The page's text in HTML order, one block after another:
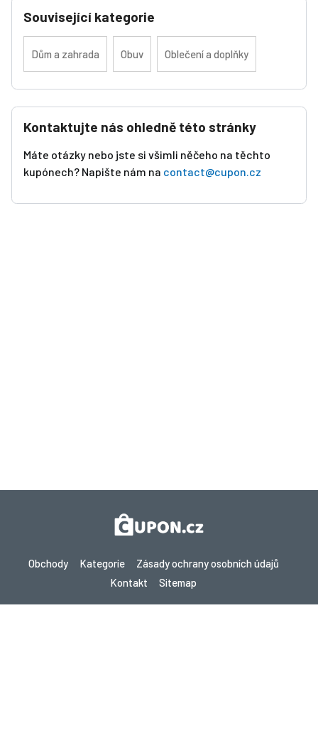
Související kategorie
Dům a zahrada Obuv Oblečení a doplňky
Kontaktujte nás ohledně této stránky
Máte otázky nebo jste si všimli něčeho na těchto
kupónech? Napište nám na contact@cupon.cz
Obchody Kategorie
Zásady ochrany osobních údajů
Kontakt
Sitemap